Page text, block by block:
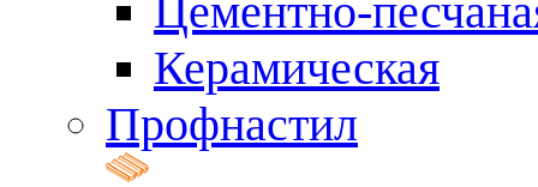
Цементно-
Керамическая
Профнастил